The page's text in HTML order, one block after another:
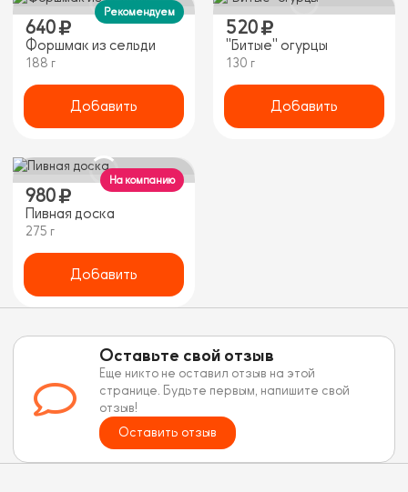
640
Форшмак из сельди
188 г
Добавить
Рекомендуем
520
"Битые" огурцы
130 г
Добавить
980
Пивная доска
275 г
Добавить
На компанию
Оставьте свой отзыв
Еще никто не оставил отзыв на этой
странице. Будьте первым, напишите свой
отзыв!
Оставить отзыв